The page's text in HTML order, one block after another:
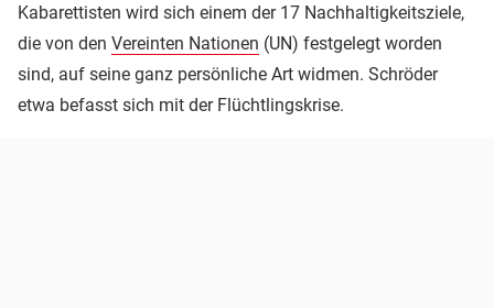
Kabarettisten wird sich einem der 17 Nachhaltigkeitsziele,
die von den Vereinten Nationen (UN) festgelegt worden
sind, auf seine ganz persönliche Art widmen. Schröder
etwa befasst sich mit der Flüchtlingskrise.